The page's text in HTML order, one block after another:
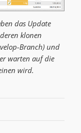
das Update
klonen
Branch) und
warten auf die
wird.